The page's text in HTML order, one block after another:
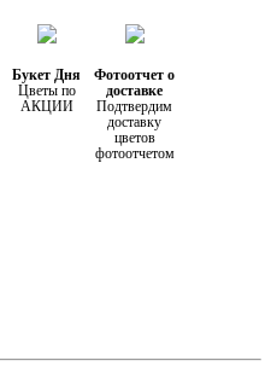
Букет Дня
Цветы по
АКЦИИ
Фотоотчет о
доставке
Подтвердим
доставку
цветов
фотоотчетом